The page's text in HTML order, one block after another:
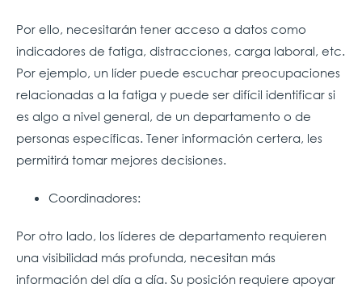
Por ello, necesitarán tener acceso a datos como
indicadores de fatiga, distracciones, carga laboral, etc.
Por ejemplo, un líder puede escuchar preocupaciones
relacionadas a la fatiga y puede ser difícil identificar si
es algo a nivel general, de un departamento o de
personas específicas. Tener información certera, les
permitirá tomar mejores decisiones.
Coordinadores:
Por otro lado, los líderes de departamento requieren
una visibilidad más profunda, necesitan más
información del día a día. Su posición requiere apoyar